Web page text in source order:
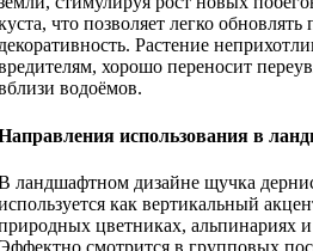
что позволяет легко обновлять
Растение
хорошо переносит
водоёмов.
использования в
ландшафтном дизайне щучка
как вертикальный
цветниках, альпинариях
смотрится в групповых